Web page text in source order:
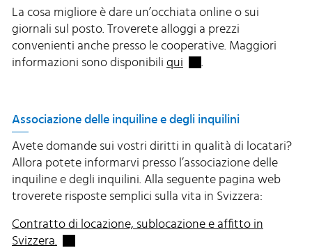
La cosa migliore è dare un’occhiata online o sui
giornali sul posto. Troverete alloggi a prezzi
convenienti anche presso le cooperative. Maggiori
informazioni sono disponibili qui .
Associazione delle inquiline e degli inquilini
Avete domande sui vostri diritti in qualità di locatari?
Allora potete informarvi presso l’associazione delle
inquiline e degli inquilini. Alla seguente pagina web
troverete risposte semplici sulla vita in Svizzera:
Contratto di locazione, sublocazione e affitto in
Svizzera.